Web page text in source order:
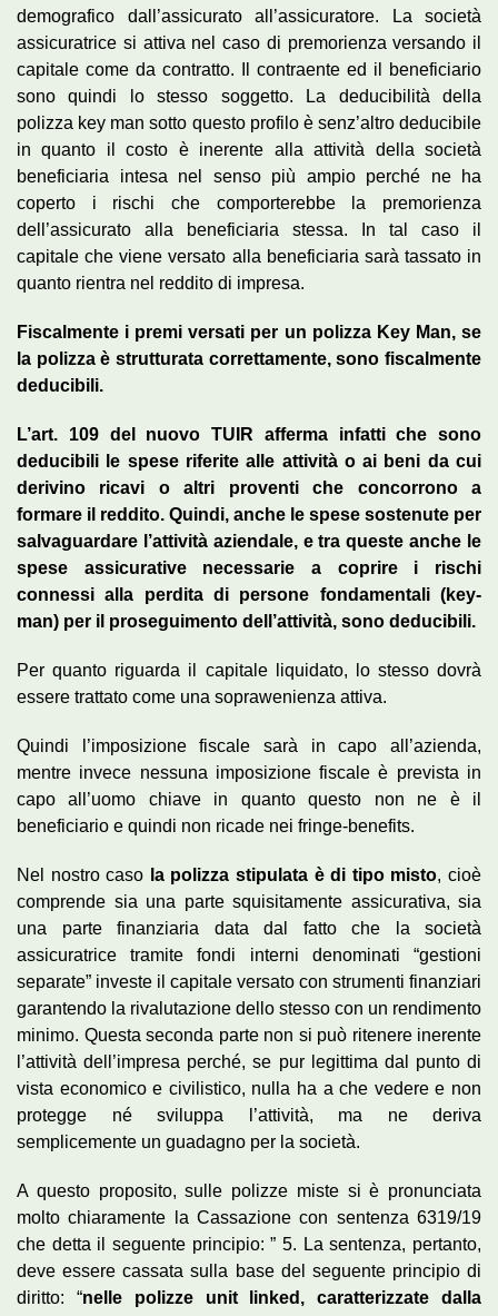
demografico dall’assicurato all’assicuratore. La società
assicuratrice si attiva nel caso di premorienza versando il
capitale come da contratto. Il contraente ed il beneficiario
sono quindi lo stesso soggetto. La deducibilità della
polizza key man sotto questo profilo è senz’altro deducibile
in quanto il costo è inerente alla attività della società
beneficiaria intesa nel senso più ampio perché ne ha
coperto i rischi che comporterebbe la premorienza
dell’assicurato alla beneficiaria stessa. In tal caso il
capitale che viene versato alla beneficiaria sarà tassato in
quanto rientra nel reddito di impresa.
Fiscalmente i premi versati per un polizza Key Man, se
la polizza è strutturata correttamente, sono fiscalmente
deducibili.
L’art. 109 del nuovo TUIR afferma infatti che sono
deducibili le spese riferite alle attività o ai beni da cui
derivino ricavi o altri proventi che concorrono a
formare il reddito. Quindi, anche le spese sostenute per
salvaguardare l’attività aziendale, e tra queste anche le
spese assicurative necessarie a coprire i rischi
connessi alla perdita di persone fondamentali (key-
man) per il proseguimento dell’attività, sono deducibili.
Per quanto riguarda il capitale liquidato, lo stesso dovrà
essere trattato come una soprawenienza attiva.
Quindi l’imposizione fiscale sarà in capo all’azienda,
mentre invece nessuna imposizione fiscale è prevista in
capo all’uomo chiave in quanto questo non ne è il
beneficiario e quindi non ricade nei fringe-benefits.
Nel nostro caso la polizza stipulata è di tipo misto, cioè
comprende sia una parte squisitamente assicurativa, sia
una parte finanziaria data dal fatto che la società
assicuratrice tramite fondi interni denominati “gestioni
separate” investe il capitale versato con strumenti finanziari
garantendo la rivalutazione dello stesso con un rendimento
minimo. Questa seconda parte non si può ritenere inerente
l’attività dell’impresa perché, se pur legittima dal punto di
vista economico e civilistico, nulla ha a che vedere e non
protegge né sviluppa l’attività, ma ne deriva
semplicemente un guadagno per la società.
A questo proposito, sulle polizze miste si è pronunciata
molto chiaramente la Cassazione con sentenza 6319/19
che detta il seguente principio: ” 5. La sentenza, pertanto,
deve essere cassata sulla base del seguente principio di
diritto: “nelle polizze unit linked, caratterizzate dalla